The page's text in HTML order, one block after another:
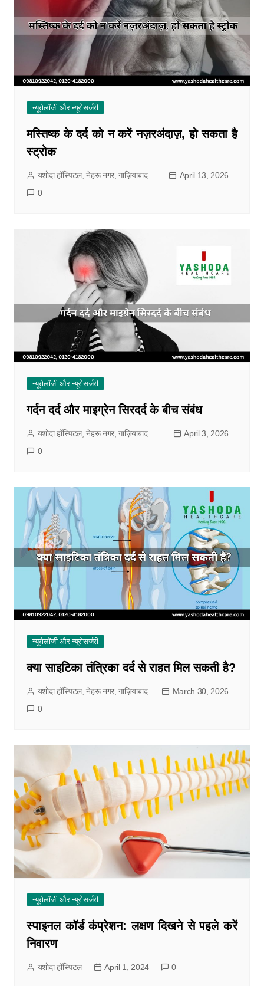
न्यूरोलॉजी और न्यूरोसर्जरी
मस्तिष्क के दर्द को न करें नज़रअंदाज़, हो सकता है
स्ट्रोक
यशोदा हॉस्पिटल, नेहरू नगर, गाज़ियाबाद
April 13, 2026
0
न्यूरोलॉजी और न्यूरोसर्जरी
गर्दन दर्द और माइग्रेन सिरदर्द के बीच संबंध
यशोदा हॉस्पिटल, नेहरू नगर, गाज़ियाबाद
April 3, 2026
0
न्यूरोलॉजी और न्यूरोसर्जरी
क्या साइटिका तंत्रिका दर्द से राहत मिल सकती है?
यशोदा हॉस्पिटल, नेहरू नगर, गाज़ियाबाद
March 30, 2026
0
न्यूरोलॉजी और न्यूरोसर्जरी
स्पाइनल कॉर्ड कंप्रेशन: लक्षण दिखने से पहले करें
निवारण
यशोदा हॉस्पिटल April 1, 2024 0